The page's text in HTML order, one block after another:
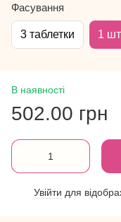
Фасування
3 таблетки 1 шт
В наявності
502.00 грн
Увійти для